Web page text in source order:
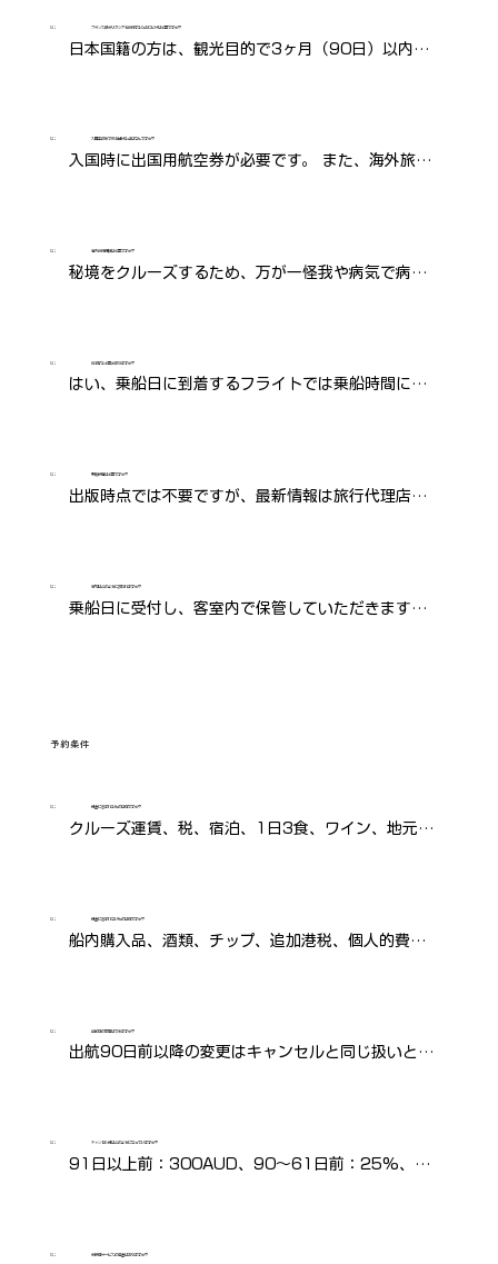
Q： フランス領ポリネシアを旅行するためにビザは必要ですか？
日本国籍の方は、観光目的で3ヶ月（90日）以内の
以上必要です。
Q： 入国手続きで気を付ける点はなんですか？
入国時に出国用航空券が必要です。 また、海外旅行
が望ましいです。
Q： 海外旅行保険は必要ですか？
秘境をクルーズするため、万が一怪我や病気で病院
ーする海外旅行保険に必ずご加入ください。
Q： 前泊する必要がありますか？
はい、乗船日に到着するフライトでは乗船時間に間
Q： 予防接種は必要ですか？
出版時点では不要ですが、最新情報は旅行代理店
Q： 荷物はどのように扱われますか？
乗船日に受付し、客室内で保管していただきます。
予約条件
Q： 料金に含まれるものは何ですか？
クルーズ運賃、税、宿泊、1日3食、ワイン、地元レ
Q： 料金に含まれないものは何ですか？
船内購入品、酒類、チップ、追加港税、個人的費用
Q： 出航日の変更はできますか？
出航90日前以降の変更はキャンセルと同じ扱いとな
Q： キャンセル料はどのようになっていますか？
91日以上前：300AUD、90〜61日前：25%、
Q： 未使用サービスの返金はありますか？